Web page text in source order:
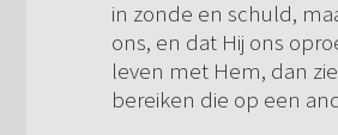
in zonde en schuld,
ons, en dat Hij ons
leven met Hem, dan
bereiken die op een